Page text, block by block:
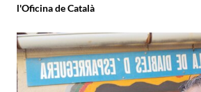
l'Oficina de Català